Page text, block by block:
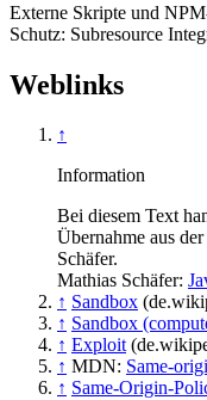
Externe Skripte und
Schutz: Subresource
Weblinks
↑
Information
Bei diesem Text
Übernahme aus der
Schäfer.
Mathias Schäfer:
↑ Sandbox
↑ Sandbox
↑ Exploit
↑ MDN: Same-
↑ Same-Origin-